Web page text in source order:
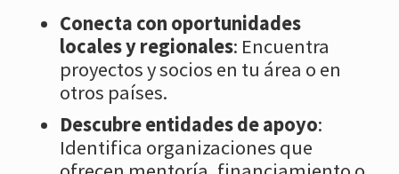
Conecta con oportunidades
locales y regionales: Encuentra
proyectos y socios en tu área o en
otros países.
Descubre entidades de apoyo:
Identifica organizaciones que